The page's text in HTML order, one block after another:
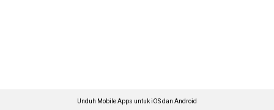
Unduh Mobile Apps untuk iOS dan Android